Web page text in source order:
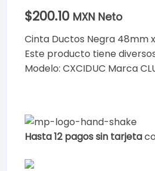
$200.10 MXN Neto
Cinta Ductos Negra 48mm
Este producto tiene
Modelo: CXCIDUC Marca
Hasta 12 pagos sin tarjeta